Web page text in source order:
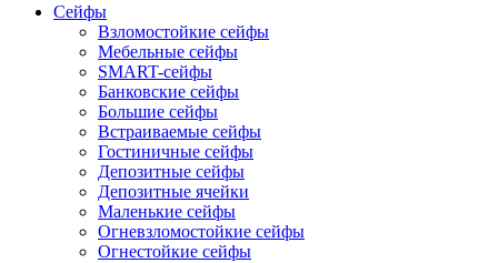
Сейфы
Взломостойкие сейфы
Мебельные сейфы
SMART-сейфы
Банковские сейфы
Большие сейфы
Встраиваемые сейфы
Гостиничные сейфы
Депозитные сейфы
Депозитные ячейки
Маленькие сейфы
Огневзломостойкие сейфы
Огнестойкие сейфы